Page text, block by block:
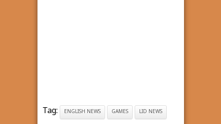
Tag: ENGLISH NEWS GAMES LID NEWS